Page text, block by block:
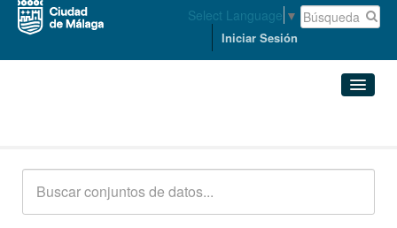
Select Language ▼
Iniciar Sesión